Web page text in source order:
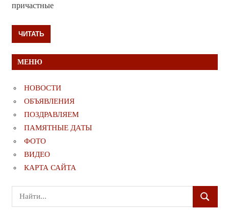
причастные
ЧИТАТЬ
МЕНЮ
НОВОСТИ
ОБЪЯВЛЕНИЯ
ПОЗДРАВЛЯЕМ
ПАМЯТНЫЕ ДАТЫ
ФОТО
ВИДЕО
КАРТА САЙТА
Поиск
для:
ПОИСК